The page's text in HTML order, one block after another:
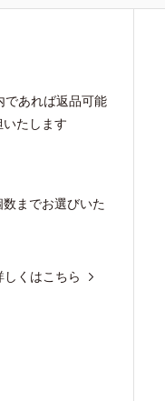
であれば返品可能
たします
までお選びいた
しくはこちら